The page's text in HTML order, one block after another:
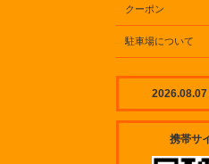
クーポン
駐車場について
携帯サ